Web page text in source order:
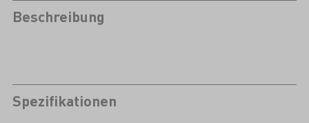
Beschreibung
Spezifikationen